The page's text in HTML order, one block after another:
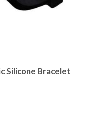
Silicone Bracelet